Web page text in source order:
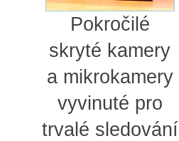
Pokročilé
skryté kamery
a mikrokamery
vyvinuté pro
trvalé sledování